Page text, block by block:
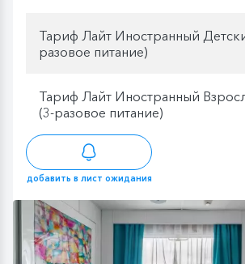
Тариф Лайт Иностранный
разовое питание)
Тариф Лайт Иностранный
(3-разовое питание)
добавить в лист ожидания